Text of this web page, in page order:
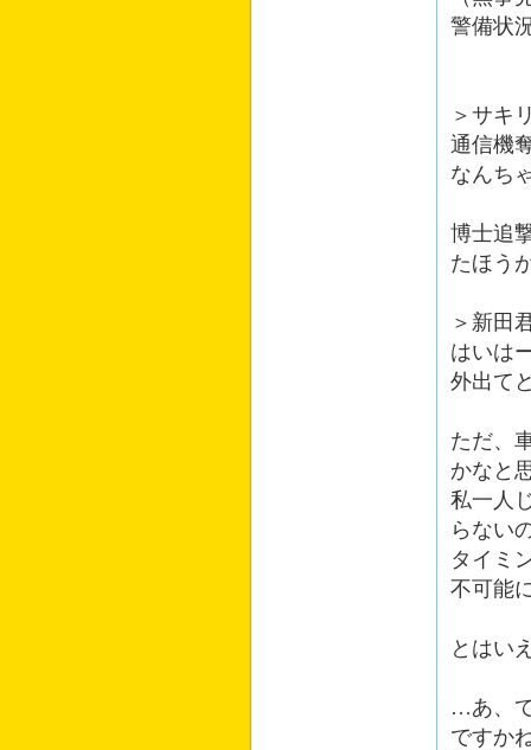
警備状
＞サキ
通信機
なんち
博士追
たほう
＞新田
はいは
外出て
ただ、
かなと
私一人
らない
タイミ
不可能
とはい
…あ、
ですか